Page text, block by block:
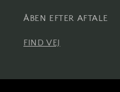
ÅBEN EFTER AFTALE
FIND VEJ